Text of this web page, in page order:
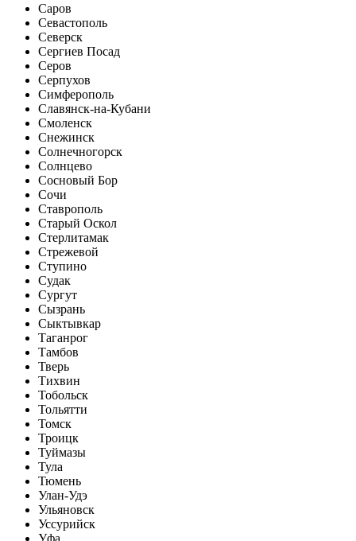
Саров
Севастополь
Северск
Сергиев Посад
Серов
Серпухов
Симферополь
Славянск-на-Кубани
Смоленск
Снежинск
Солнечногорск
Солнцево
Сосновый Бор
Сочи
Ставрополь
Старый Оскол
Стерлитамак
Стрежевой
Ступино
Судак
Сургут
Сызрань
Сыктывкар
Таганрог
Тамбов
Тверь
Тихвин
Тобольск
Тольятти
Томск
Троицк
Туймазы
Тула
Тюмень
Улан-Удэ
Ульяновск
Уссурийск
Уфа